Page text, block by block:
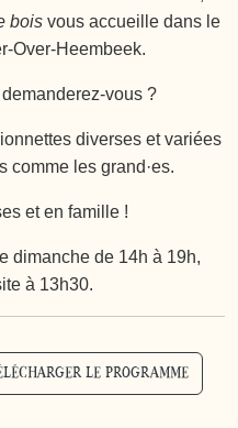
bois vous accueille dans le
Over-Heembeek.
vous ?
diverses et variées
comme les grand·es.
et en famille !
dimanche de 14h à 19h,
à 13h30.
le programme